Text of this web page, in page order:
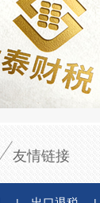
友情链接